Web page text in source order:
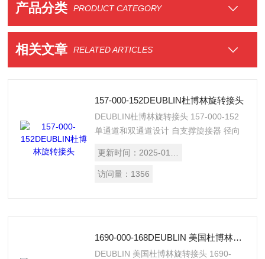
产品分类 PRODUCT CATEGORY
相关文章 RELATED ARTICLES
157-000-152DEUBLIN杜博林旋转接头
DEUBLIN杜博林旋转接头 157-000-152
单通道和双通道设计 自支撑旋接器 径向
便快捷更换密封件 终生润滑球轴承
E.L.S. (长寿命) 密封组合用于劣质水 三
更新时间： 2025-01-14
访问量： 1356
1690-000-168DEUBLIN 美国杜博林旋转接头
DEUBLIN 美国杜博林旋转接头 1690-